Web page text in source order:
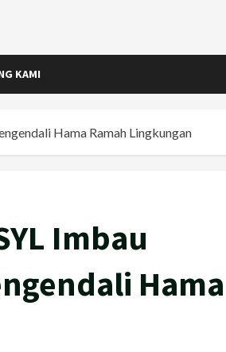
KAMI
Hama Ramah Lingkungan
Imbau
Hama